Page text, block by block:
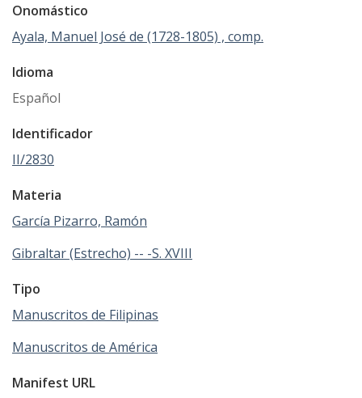
Onomástico
Ayala, Manuel José de (1728-1805) , comp.
Idioma
Español
Identificador
II/2830
Materia
García Pizarro, Ramón
Gibraltar (Estrecho) -- -S. XVIII
Tipo
Manuscritos de Filipinas
Manuscritos de América
Manifest URL